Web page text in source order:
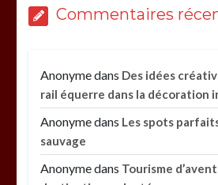
Commentaires
Anonymedans Des idées
rail équerre dans la décoration
Anonymedans Les spots
sauvage
Anonymedans Tourisme